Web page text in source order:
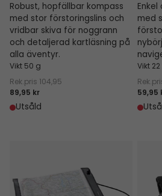
Robust, hopfällbar kompass
med stor förstoringslins och
vridbar skiva för noggrann
och detaljerad kartläsning på
alla äventyr.
Vikt 50 g
Rek.pris 104,95
89,95 kr
Utsåld
med
Vikt
59,95